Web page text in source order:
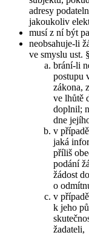
adresy
jakoukoliv
musí z ní být
neobsahuje-li
ve smyslu ust.
brání-li
postupu
zákona,
ve lhůtě
doplnil;
dne
v
jaká
příliš
podání
žádost
o
v
k jeho
žadateli,